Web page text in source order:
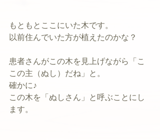
もともとここにいた木です。
以前住んでいた方が植えたのかな？
患者さんがこの木を見上げながら「こ
この主（ぬし）だね」と。
確かに♪
この木を「ぬしさん」と呼ぶことにし
ます。